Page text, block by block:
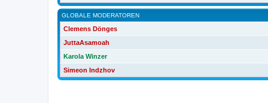
GLOBALE MODERATOREN
Clemens Dönges
JuttaAsamoah
Karola Winzer
Simeon Indzhov